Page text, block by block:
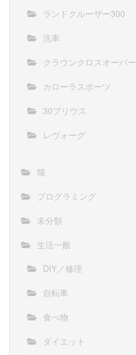
ランドクルーザー300
洗車
クラウンクロスオーバー
カローラスポーツ
30プリウス
レヴォーグ
猫
プログラミング
未分類
生活一般
DIY／修理
自転車
食べ物
ダイエット